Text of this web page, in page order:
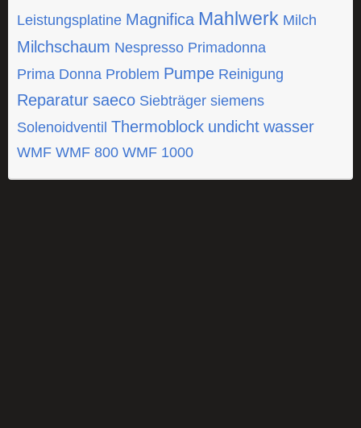
Leistungsplatine Magnifica Mahlwerk Milch
Milchschaum Nespresso Primadonna
Prima Donna Problem Pumpe Reinigung
Reparatur saeco Siebträger siemens
Solenoidventil Thermoblock undicht wasser
WMF WMF 800 WMF 1000